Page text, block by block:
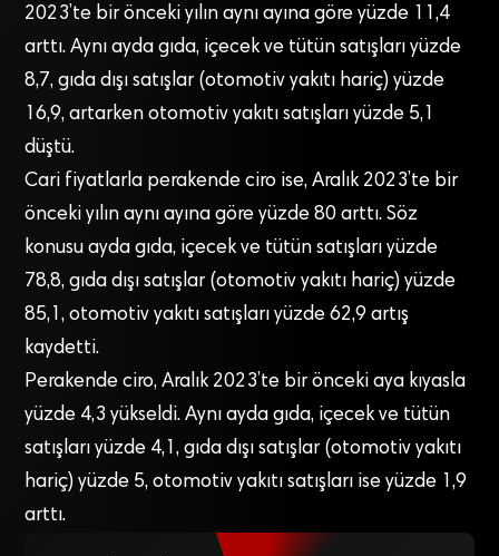
2023’te bir önceki yılın aynı ayına göre yüzde 11,4
arttı. Aynı ayda gıda, içecek ve tütün satışları yüzde
8,7, gıda dışı satışlar (otomotiv yakıtı hariç) yüzde
16,9, artarken otomotiv yakıtı satışları yüzde 5,1
düştü.
Cari fiyatlarla perakende ciro ise, Aralık 2023’te bir
önceki yılın aynı ayına göre yüzde 80 arttı. Söz
konusu ayda gıda, içecek ve tütün satışları yüzde
78,8, gıda dışı satışlar (otomotiv yakıtı hariç) yüzde
85,1, otomotiv yakıtı satışları yüzde 62,9 artış
kaydetti.
Perakende ciro, Aralık 2023’te bir önceki aya kıyasla
yüzde 4,3 yükseldi. Aynı ayda gıda, içecek ve tütün
satışları yüzde 4,1, gıda dışı satışlar (otomotiv yakıtı
hariç) yüzde 5, otomotiv yakıtı satışları ise yüzde 1,9
arttı.